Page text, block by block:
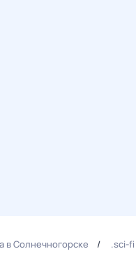
в Солнечногорске .sci-